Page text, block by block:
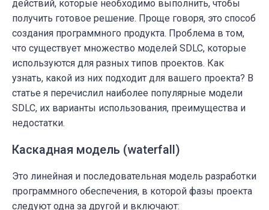
действий, которые необходимо выполнить, чтобы
получить готовое решение. Проще говоря, это способ
создания программного продукта. Проблема в том,
что существует множество моделей SDLC, которые
используются для разных типов проектов. Как
узнать, какой из них подходит для вашего проекта? В
статье я перечислил наиболее популярные модели
SDLC, их варианты использования, преимущества и
недостатки.
Каскадная модель (waterfall)
Это линейная и последовательная модель разработки
программного обеспечения, в которой фазы проекта
следуют одна за другой и включают: